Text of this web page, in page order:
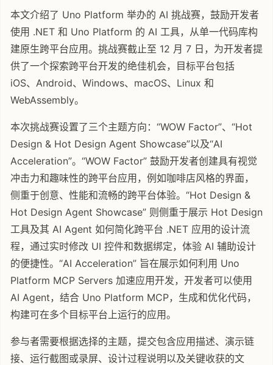
本文介绍了 Uno Platform 举办的 AI 挑战赛，鼓励开发者
使用 .NET 和 Uno Platform 的 AI 工具，从单一代码库构
建原生跨平台应用。挑战赛截止至 12 月 7 日，为开发者提
供了一个探索跨平台开发的绝佳机会，目标平台包括
iOS、Android、Windows、macOS、Linux 和
WebAssembly。
本次挑战赛设置了三个主题方向：“WOW Factor”、“Hot
Design & Hot Design Agent Showcase”以及“AI
Acceleration”。“WOW Factor” 鼓励开发者创建具有视觉
冲击力和趣味性的跨平台应用，例如咖啡店风格的界面，
侧重于创意、性能和流畅的跨平台体验。“Hot Design &
Hot Design Agent Showcase” 则侧重于展示 Hot Design
工具及其 AI Agent 如何简化跨平台 .NET 应用的设计流
程，通过实时修改 UI 控件和数据绑定，体验 AI 辅助设计
的便捷性。“AI Acceleration” 旨在展示如何利用 Uno
Platform MCP Servers 加速应用开发，开发者可以使用
AI Agent，结合 Uno Platform MCP，生成和优化代码，
构建可在多个目标平台上运行的应用。
参与者需要根据选择的主题，提交包含应用描述、演示链
接、运行截图或录屏、设计过程说明以及关键收获的文